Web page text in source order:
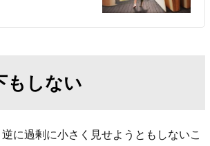
もしない
に過剰に小さく見せようともしないこ